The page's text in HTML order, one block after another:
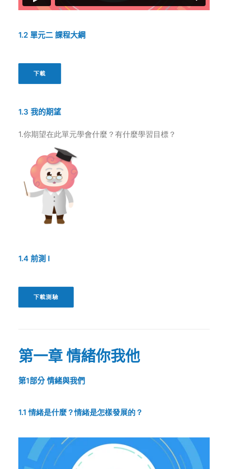
1.2 單元二 課程大綱
下載
1.3 我的期望
1.你期望在此單元學會什麼？有什麼學習目標？
1.4 前測 I
下載測驗
第一章 情緒你我他
第1部分情緒與我們
1.1情緒是什麼？情緒是怎樣發展的 ？